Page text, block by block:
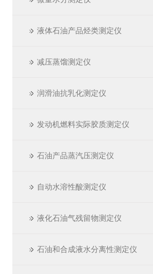
液体石油产品烃类测定仪
减压蒸馏测定仪
润滑油抗乳化测定仪
发动机燃料实际胶质测定仪
石油产品蒸汽压测定仪
自动水溶性酸测定仪
液化石油气残留物测定仪
石油和合成液水分离性测定仪